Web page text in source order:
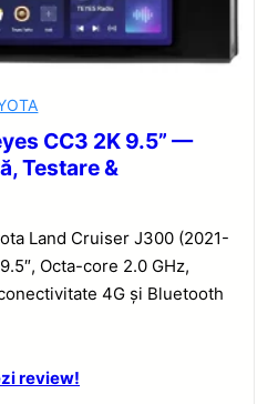
CC3 2K 9.5” —
Testare &
Land Cruiser J300 (2021-
Octa-core 2.0 GHz,
4G și Bluetooth
review!